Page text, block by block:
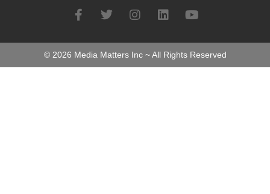
© 2026 Media Matters Inc ~ All Rights Reserved